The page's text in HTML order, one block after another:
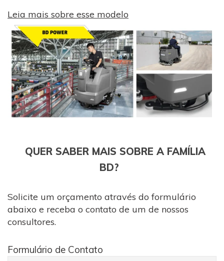
Leia mais sobre esse modelo
QUER SABER MAIS SOBRE A FAMÍLIA
BD?
Solicite um orçamento através do formulário
abaixo e receba o contato de um de nossos
consultores.
Formulário de Contato